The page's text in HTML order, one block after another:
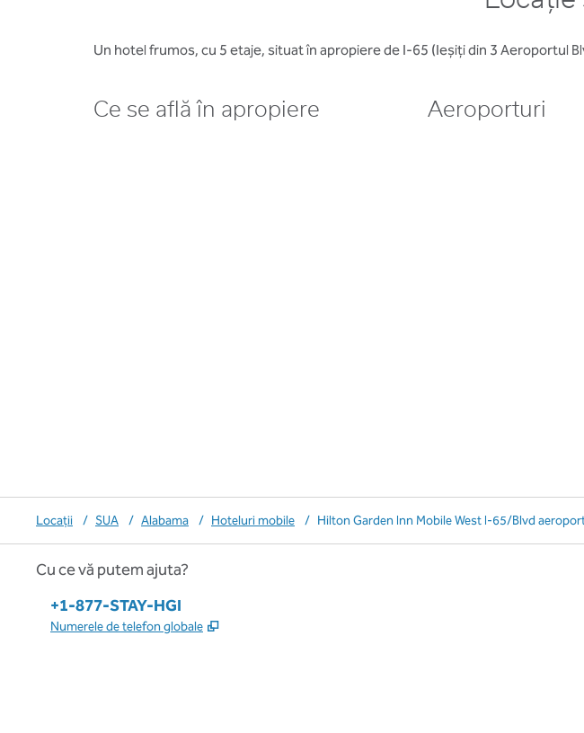
Un hotel frumos, cu 5 etaje, situat în apropiere de I-65 (Ieșiți din 3 Aeroportul
Ce se află în apropiere Aeroporturi
Locații / SUA / Alabama / Hoteluri mobile / Hilton Garden Inn Mobile West I-65/Blvd
Cu ce vă putem ajuta?
Telefon:
+1-877-STAY-HGI
Numerele de telefon globale ,